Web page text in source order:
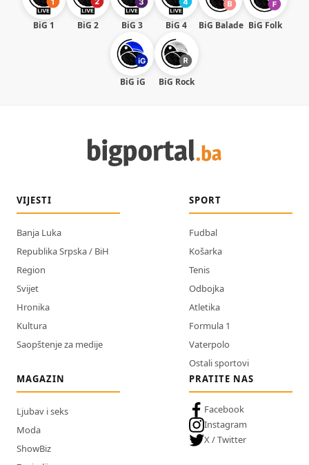
BiG 1 BiG 2 BiG 3 BiG 4 BiG Balade BiG Folk
BiG iG BiG Rock
VIJESTI
Banja Luka
Republika Srpska / BiH
Region
Svijet
Hronika
Kultura
Saopštenje za medije
SPORT
Fudbal
Košarka
Tenis
Odbojka
Atletika
Formula 1
Vaterpolo
Ostali sportovi
MAGAZIN
Ljubav i seks
Moda
ShowBiz
PRATITE NAS
Facebook
Instagram
X / Twitter